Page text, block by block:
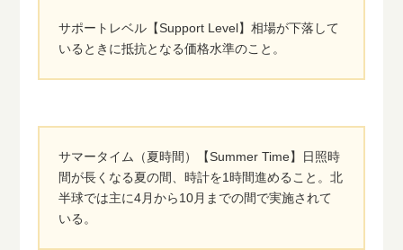
サポートレベル【Support Level】相場が下落して
いるときに抵抗となる価格水準のこと。
サマータイム（夏時間）【Summer Time】日照時
間が長くなる夏の間、時計を1時間進めること。北
半球では主に4月から10月までの間で実施されて
いる。